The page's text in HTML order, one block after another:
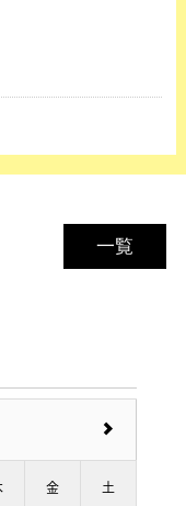
一覧
金 土